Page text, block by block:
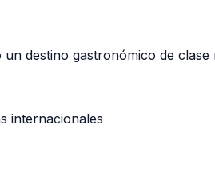
destino gastronómico de clase
internacionales